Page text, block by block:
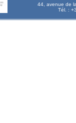
44, avenue de
Tél. :